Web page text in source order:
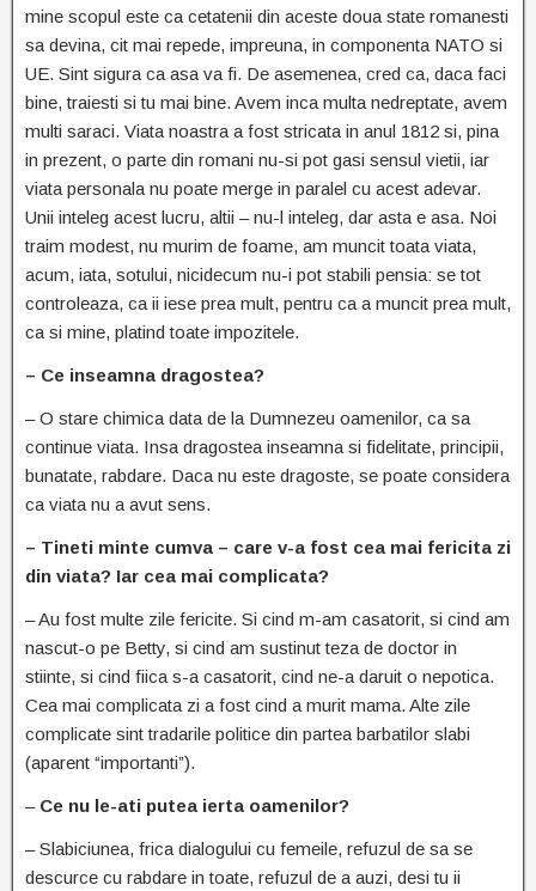
mine scopul este ca cetatenii din aceste doua state romanesti
sa devina, cit mai repede, impreuna, in componenta NATO si
UE. Sint sigura ca asa va fi. De asemenea, cred ca, daca faci
bine, traiesti si tu mai bine. Avem inca multa nedreptate, avem
multi saraci. Viata noastra a fost stricata in anul 1812 si, pina
in prezent, o parte din romani nu-si pot gasi sensul vietii, iar
viata personala nu poate merge in paralel cu acest adevar.
Unii inteleg acest lucru, altii – nu-l inteleg, dar asta e asa. Noi
traim modest, nu murim de foame, am muncit toata viata,
acum, iata, sotului, nicidecum nu-i pot stabili pensia: se tot
controleaza, ca ii iese prea mult, pentru ca a muncit prea mult,
ca si mine, platind toate impozitele.
– Ce inseamna dragostea?
– O stare chimica data de la Dumnezeu oamenilor, ca sa
continue viata. Insa dragostea inseamna si fidelitate, principii,
bunatate, rabdare. Daca nu este dragoste, se poate considera
ca viata nu a avut sens.
– Tineti minte cumva – care v-a fost cea mai fericita zi
din viata? Iar cea mai complicata?
– Au fost multe zile fericite. Si cind m-am casatorit, si cind am
nascut-o pe Betty, si cind am sustinut teza de doctor in
stiinte, si cind fiica s-a casatorit, cind ne-a daruit o nepotica.
Cea mai complicata zi a fost cind a murit mama. Alte zile
complicate sint tradarile politice din partea barbatilor slabi
(aparent “importanti”).
–Ce nu le-ati putea ierta oamenilor?
– Slabiciunea, frica dialogului cu femeile, refuzul de sa se
descurce cu rabdare in toate, refuzul de a auzi, desi tu ii